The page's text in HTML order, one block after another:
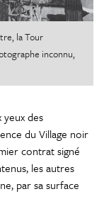
la Tour
inconnu,
des
du Village noir
contrat signé
les autres
par sa surface